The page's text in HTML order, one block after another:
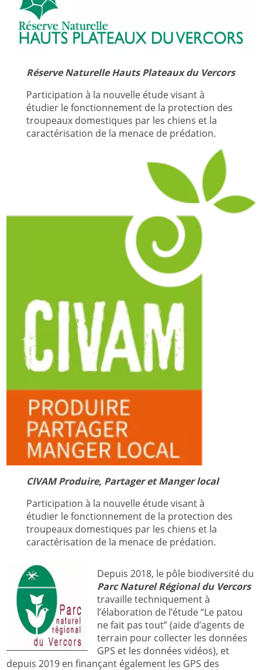
Réserve Naturelle Hauts Plateaux du Vercors
Participation à la nouvelle étude visant à
étudier le fonctionnement de la protection des
troupeaux domestiques par les chiens et la
caractérisation de la menace de prédation.
CIVAM Produire, Partager et Manger local
Participation à la nouvelle étude visant à
étudier le fonctionnement de la protection des
troupeaux domestiques par les chiens et la
caractérisation de la menace de prédation.
Depuis 2018, le pôle biodiversité du
Parc Naturel Régional du Vercors
travaille techniquement à
l’élaboration de l’étude “Le patou
ne fait pas tout” (aide d’agents de
terrain pour collecter les données
GPS et les données vidéos), et
depuis 2019 en finançant également les GPS des